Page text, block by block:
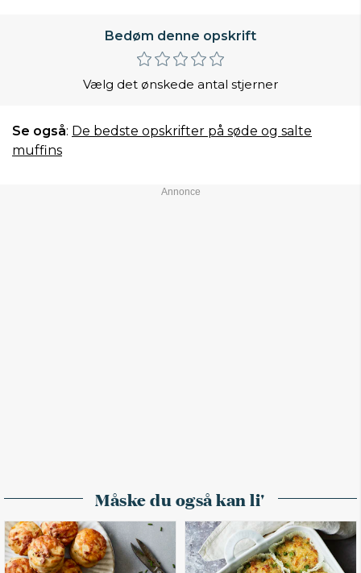
Bedøm denne opskrift
Vælg det ønskede antal stjerner
Se også: De bedste opskrifter på søde og salte
muffins
Måske du også kan li'